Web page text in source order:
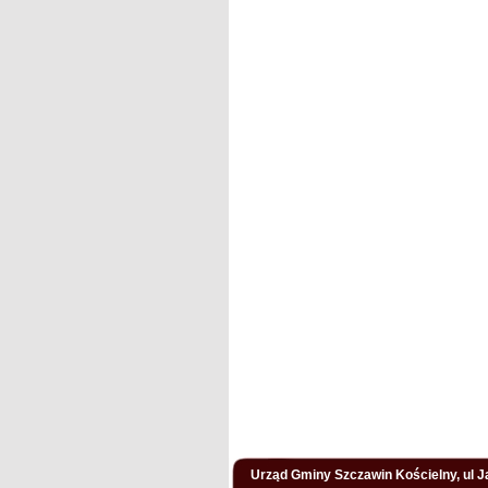
Urząd Gminy Szczawin Kościelny, ul